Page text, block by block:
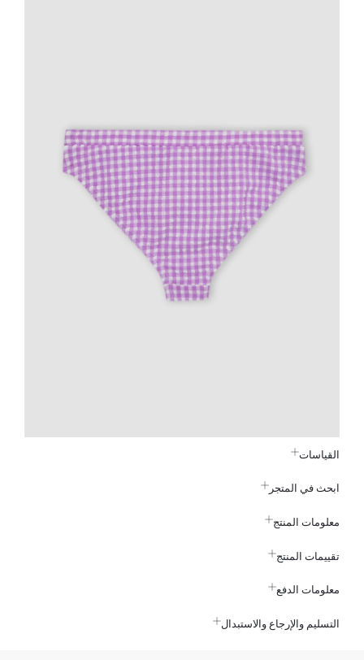
القياسات
ابحث في المتجر
معلومات المنتج
تقييمات المنتج
معلومات الدفع
التسليم والإرجاع والاستبدال